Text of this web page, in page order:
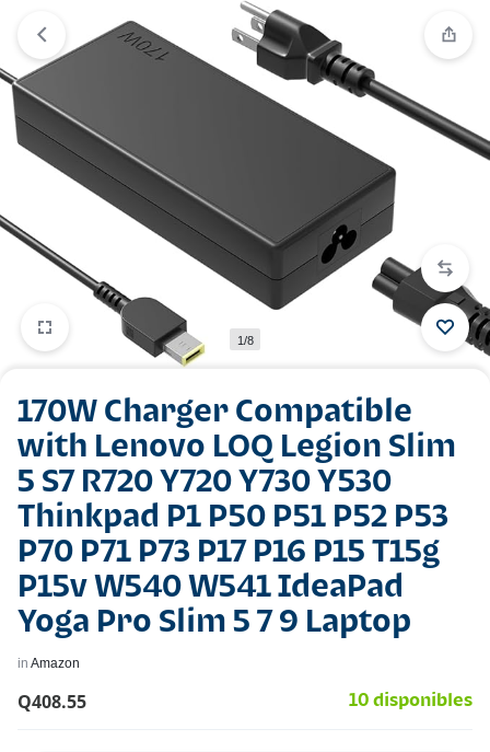
1/8
170W Charger Compatible
with Lenovo LOQ Legion Slim
5 S7 R720 Y720 Y730 Y530
Thinkpad P1 P50 P51 P52 P53
P70 P71 P73 P17 P16 P15 T15g
P15v W540 W541 IdeaPad
Yoga Pro Slim 5 7 9 Laptop
in Amazon
Q408.55 10 disponibles